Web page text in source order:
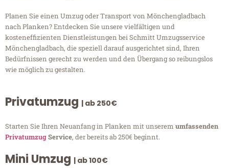
Planen Sie einen Umzug oder Transport von Mönchengladbach
nach Planken? Entdecken Sie unsere vielfältigen und
kosteneffizienten Dienstleistungen bei Schmitt Umzugsservice
Mönchengladbach, die speziell darauf ausgerichtet sind, Ihren
Bedürfnissen gerecht zu werden und den Übergang so reibungslos
wie möglich zu gestalten.
Privatumzug | ab 250€
Starten Sie Ihren Neuanfang in Planken mit unserem umfassenden
PrivatumzugService, der bereits ab 250€ beginnt.
Mini Umzug | ab 100€